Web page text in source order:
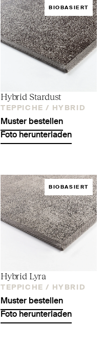
BIOBASIERT
Hybrid Stardust
TEPPICHE / HYBRID
Muster bestellen
Foto herunterladen
BIOBASIERT
Hybrid Lyra
TEPPICHE / HYBRID
Muster bestellen
Foto herunterladen